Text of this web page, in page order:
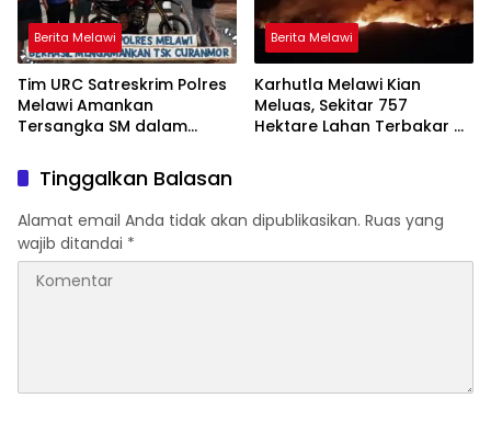
Berita Melawi
Tim URC Satreskrim Polres
Melawi Amankan
Tersangka SM dalam
Paal
Berita Melawi
Karhutla Melawi Kian
Meluas, Sekitar 757
Hektare Lahan Terbakar di
Tinggalkan Balasan
Alamat email Anda tidak akan dipublikasikan. Ruas yang
wajib ditandai *